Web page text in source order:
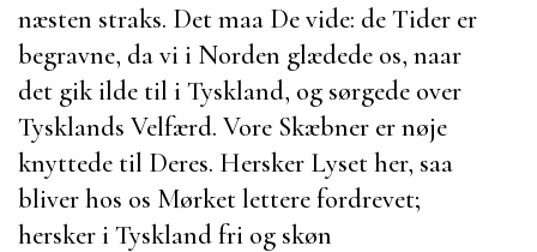
næsten straks. Det maa De vide: de Tider er
begravne, da vi i Norden glædede os, naar
det gik ilde til i Tyskland, og sørgede over
Tysklands Velfærd. Vore Skæbner er nøje
knyttede til Deres. Hersker Lyset her, saa
bliver hos os Mørket lettere fordrevet;
hersker i Tyskland fri og skøn